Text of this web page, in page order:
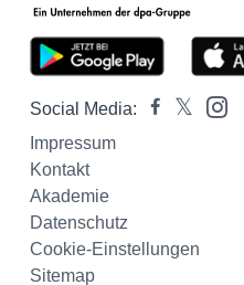
Social Media:
Impressum
Kontakt
Akademie
Datenschutz
Cookie-Einstellungen
Sitemap